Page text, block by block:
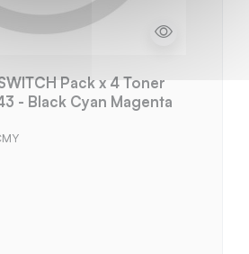
Pack x 4 Toner
- Black Cyan Magenta